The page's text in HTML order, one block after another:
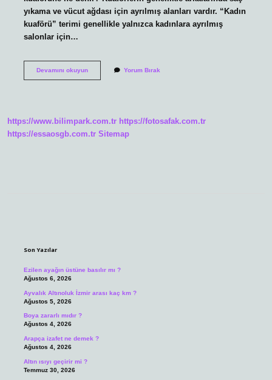
yıkama ve vücut ağdası için ayrılmış alanları vardır. “Kadın
kuaförü” terimi genellikle yalnızca kadınlara ayrılmış
salonlar için…
Devamını okuyunErkek
Nedir
Yorum Bırak
https://www.bilimpark.com.tr https://fotosafak.com.tr
https://essaosgb.com.tr Sitemap
Son Yazılar
Ezilen ayağın üstüne basılır mı ?
Ağustos 6, 2026
Ayvalık Altınoluk İzmir arası kaç km ?
Ağustos 5, 2026
Boya zararlı mıdır ?
Ağustos 4, 2026
Arapça izafet ne demek ?
Ağustos 4, 2026
Altın ısıyı geçirir mi ?
Temmuz 30, 2026